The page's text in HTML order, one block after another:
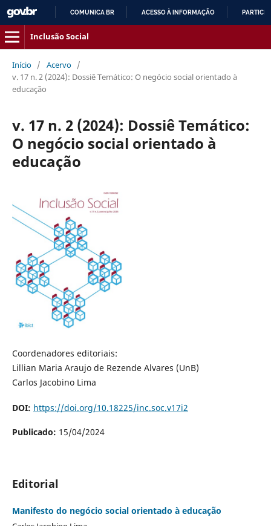
COMUNICA BR ACESSO À INFORMAÇÃO
Inclusão Social
Início / Acervo /
v. 17 n. 2 (2024): Dossiê Temático: O negócio social orientado à
educação
v. 17 n. 2 (2024): Dossiê Temático:
O negócio social orientado à
educação
Coordenadores editoriais:
Lillian Maria Araujo de Rezende Alvares (UnB)
Carlos Jacobino Lima
DOI: https://doi.org/10.18225/inc.soc.v17i2
Publicado: 15/04/2024
Editorial
Manifesto do negócio social orientado à educação